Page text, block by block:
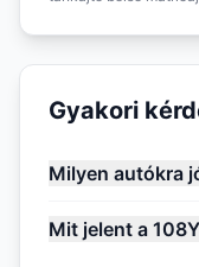
Gyakori
Milyen autókra
Mit jelent a